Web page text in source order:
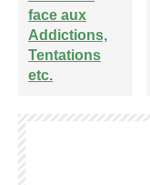
face aux
Addictions,
Tentations
etc.